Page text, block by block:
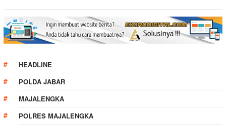
HEADLINE
POLDA JABAR
MAJALENGKA
POLRES MAJALENGKA